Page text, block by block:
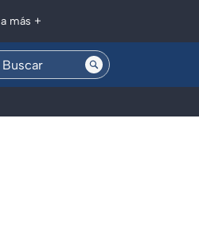
a más +